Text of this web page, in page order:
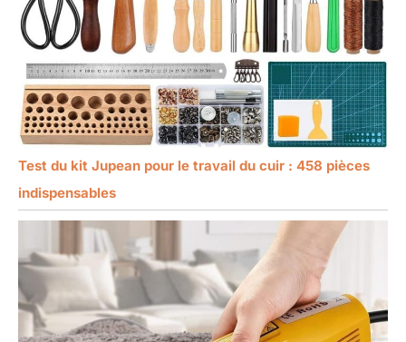
Test du kit Jupean pour le travail du cuir : 458 pièces
indispensables